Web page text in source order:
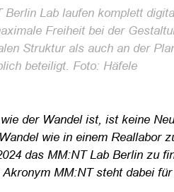
Berlin Lab laufen komplett
Freiheit bei der
Struktur als auch an der
beteiligt. Foto: Häfele
der Wandel ist, ist keine
wie in einem Reallabor
das MM:NT Lab Berlin zu
MM:NT steht dabei für